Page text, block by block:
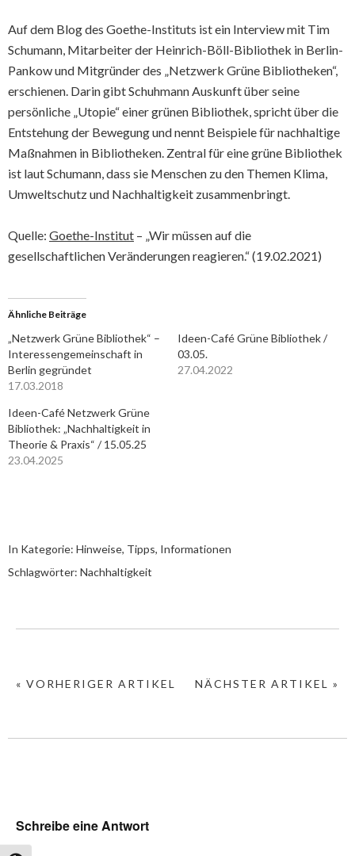
Auf dem Blog des Goethe-Instituts ist ein Interview mit Tim
Schumann, Mitarbeiter der Heinrich-Böll-Bibliothek in Berlin-
Pankow und Mitgründer des „Netzwerk Grüne Bibliotheken“,
erschienen. Darin gibt Schuhmann Auskunft über seine
persönliche „Utopie“ einer grünen Bibliothek, spricht über die
Entstehung der Bewegung und nennt Beispiele für nachhaltige
Maßnahmen in Bibliotheken. Zentral für eine grüne Bibliothek
ist laut Schumann, dass sie Menschen zu den Themen Klima,
Umweltschutz und Nachhaltigkeit zusammenbringt.
Quelle: Goethe-Institut – „Wir müssen auf die
gesellschaftlichen Veränderungen reagieren.“ (19.02.2021)
Ähnliche Beiträge
„Netzwerk Grüne Bibliothek“ –
Interessengemeinschaft in
Berlin gegründet
17.03.2018
Ideen-Café Grüne Bibliothek /
03.05.
27.04.2022
Ideen-Café Netzwerk Grüne
Bibliothek: „Nachhaltigkeit in
Theorie & Praxis“ / 15.05.25
23.04.2025
In Kategorie: Hinweise, Tipps, Informationen
Schlagwörter: Nachhaltigkeit
NÄCHSTER ARTIKEL »
« VORHERIGER ARTIKEL
Schreibe eine Antwort